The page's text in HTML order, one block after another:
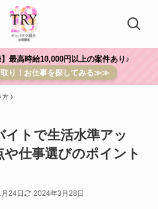
最高時給10,000円以上の案件あり♪
取り！お仕事を探してみる≫≫
方
イトで生活水準アッ
や仕事選びのポイント
24日 2024年3月28日